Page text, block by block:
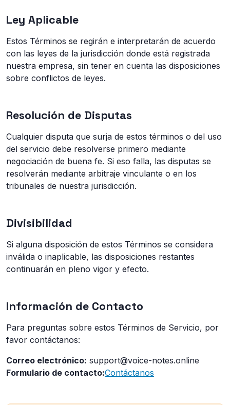
Ley Aplicable
Estos Términos se regirán e interpretarán de acuerdo
con las leyes de la jurisdicción donde está registrada
nuestra empresa, sin tener en cuenta las disposiciones
sobre conflictos de leyes.
Resolución de Disputas
Cualquier disputa que surja de estos términos o del uso
del servicio debe resolverse primero mediante
negociación de buena fe. Si eso falla, las disputas se
resolverán mediante arbitraje vinculante o en los
tribunales de nuestra jurisdicción.
Divisibilidad
Si alguna disposición de estos Términos se considera
inválida o inaplicable, las disposiciones restantes
continuarán en pleno vigor y efecto.
Información de Contacto
Para preguntas sobre estos Términos de Servicio, por
favor contáctanos:
Correo electrónico: support@voice-notes.online
Formulario de contacto:Contáctanos